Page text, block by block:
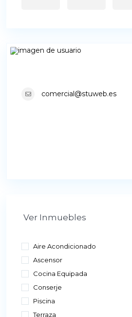
comercial@stuweb.es
Ver Inmuebles
Aire Acondicionado
Ascensor
Cocina Equipada
Conserje
Piscina
Terraza